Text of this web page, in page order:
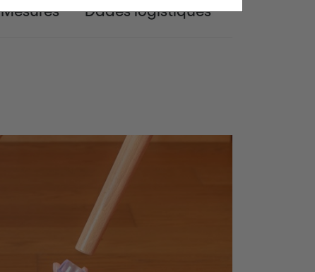
Mesures Dades logístiques